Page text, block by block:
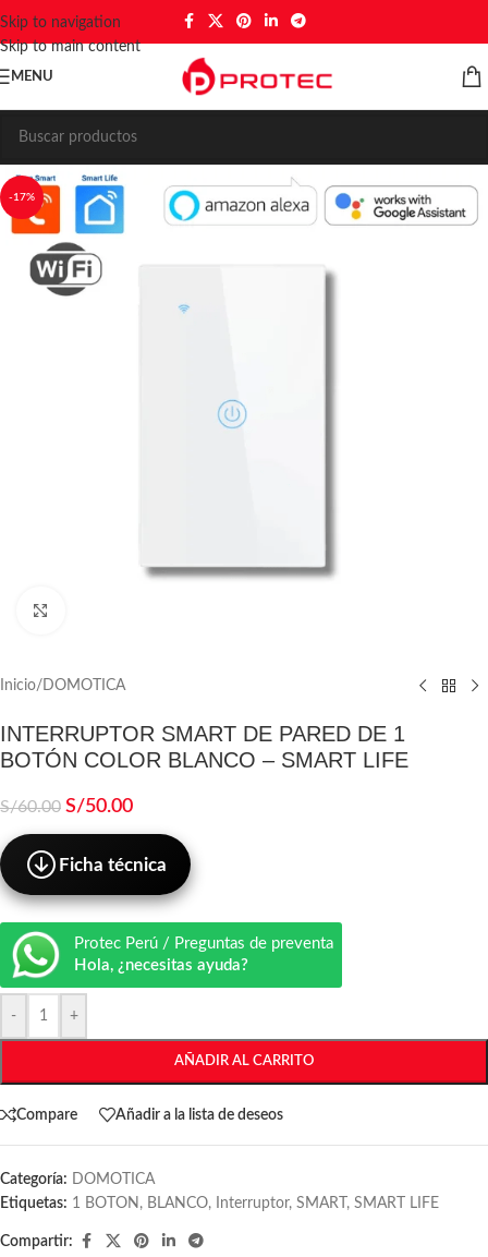
Skip to navigation
Skip to main content
MENU
-17%
Inicio/ DOMOTICA
INTERRUPTOR SMART DE PARED DE 1
BOTÓN COLOR BLANCO – SMART LIFE
S/60.00 S/50.00
Ficha técnica
Protec Perú / Preguntas de preventa
Hola, ¿necesitas ayuda?
- +
AÑADIR AL CARRITO
Compare Añadir a la lista de deseos
Categoría: DOMOTICA
Etiquetas: 1 BOTON , BLANCO, Interruptor, SMART , SMART LIFE
Compartir: